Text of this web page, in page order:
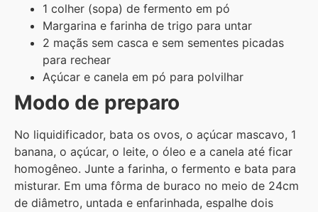
1 colher (sopa) de fermento em pó
Margarina e farinha de trigo para untar
2 maçãs sem casca e sem sementes picadas
para rechear
Açúcar e canela em pó para polvilhar
Modo de preparo
No liquidificador, bata os ovos, o açúcar mascavo, 1
banana, o açúcar, o leite, o óleo e a canela até ficar
homogêneo. Junte a farinha, o fermento e bata para
misturar. Em uma fôrma de buraco no meio de 24cm
de diâmetro, untada e enfarinhada, espalhe dois